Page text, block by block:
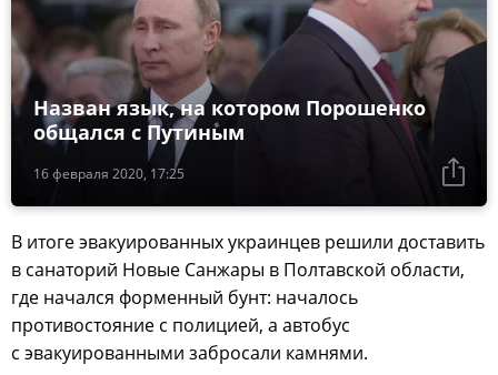
16 февраля 2020, 17:25
Назван язык, на котором Порошенко
общался с Путиным
В итоге эвакуированных украинцев решили доставить
в санаторий Новые Санжары в Полтавской области,
где начался форменный бунт: началось
противостояние с полицией, а автобус
с эвакуированными забросали камнями.